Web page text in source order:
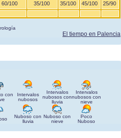
60/100 35/100 35/100 45/100 25/90
El tiempo en Palencia
con
Intervalos
nubosos
Intervalos
nubosos con
lluvia
Intervalos
nubosos con
nieve
Nuboso con
lluvia
Nuboso con
nieve
Poco
Nuboso